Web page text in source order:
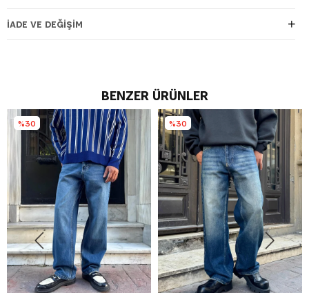
İADE VE DEĞIŞIM
BENZER ÜRÜNLER
%30 %30